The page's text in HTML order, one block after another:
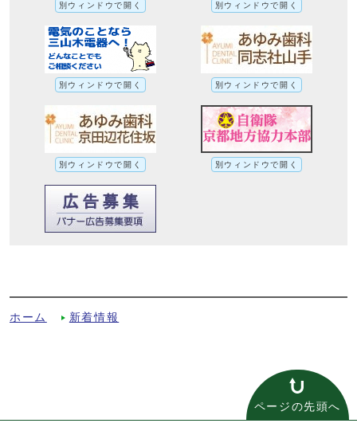
別ウィンドウで開く 別ウィンドウで開く
別ウィンドウで開く 別ウィンドウで開く
別ウィンドウで開く 別ウィンドウで開く
ホーム 新着情報
ページの先頭へ